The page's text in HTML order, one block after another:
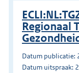
Regionaal
Datum publicatie:
Datum uitspraak: